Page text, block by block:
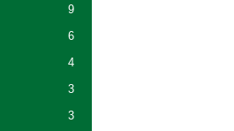
9
6
4
3
3